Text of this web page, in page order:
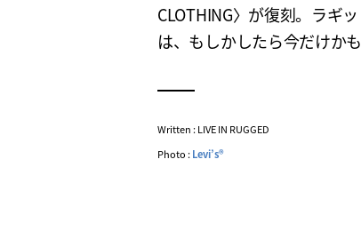
CLOTHING〉が復刻。ラギ
は、もしかしたら今だけか
Written : LIVE IN RUGGED
Photo :Levi’s®